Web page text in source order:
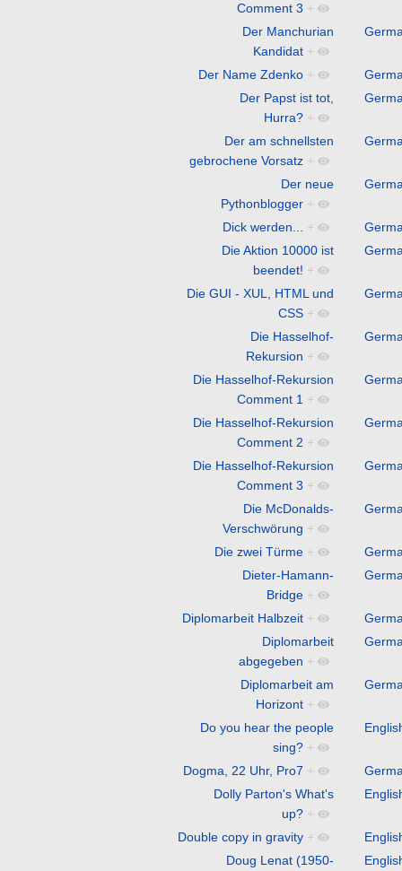
Comment 3 +
Der Manchurian
Kandidat +
Der Name Zdenko +
Der Papst ist tot,
Hurra? +
Der am schnellsten
gebrochene Vorsatz +
Der neue
Pythonblogger +
Dick werden... +
Die Aktion 10000 ist
beendet! +
Die GUI - XUL, HTML und
CSS +
Die Hasselhof-
Rekursion +
Die Hasselhof-Rekursion
Comment 1 +
Die Hasselhof-Rekursion
Comment 2 +
Die Hasselhof-Rekursion
Comment 3 +
Die McDonalds-
Verschwörung +
Die zwei Türme +
Dieter-Hamann-
Bridge +
Diplomarbeit Halbzeit +
Diplomarbeit
abgegeben +
Diplomarbeit am
Horizont +
Do you hear the people
sing? +
Dogma, 22 Uhr, Pro7 +
Dolly Parton's What's
up? +
Double copy in gravity +
Doug Lenat (1950-